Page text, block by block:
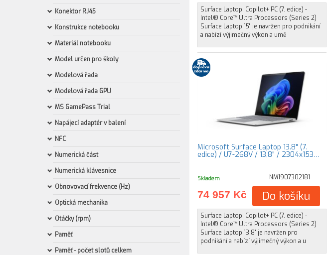
Konektor RJ45
Konstrukce notebooku
Materiál notebooku
Model určen pro školy
Modelová řada
Modelová řada GPU
MS GamePass Trial
Napájecí adaptér v balení
NFC
Numerická část
Numerická klávesnice
Obnovovací frekvence (Hz)
Optická mechanika
Otáčky (rpm)
Paměť
Paměť - počet slotů celkem
Surface Laptop, Copilot+ PC (7. edice) -
Intel® Core™ Ultra Processors (Series 2)
Surface Laptop 15" je navržen pro podnikání
a nabízí výjimečný výkon a umě
Microsoft Surface Laptop 13.8" (7.
edice) / U7-268V / 13,8" / 2304x153…
Skladem NM1907302181
74 957 Kč Do košíku
Surface Laptop, Copilot+ PC (7. edice) -
Intel® Core™ Ultra Processors (Series 2)
Surface Laptop 13,8" je navržen pro
podnikání a nabízí výjimečný výkon a u